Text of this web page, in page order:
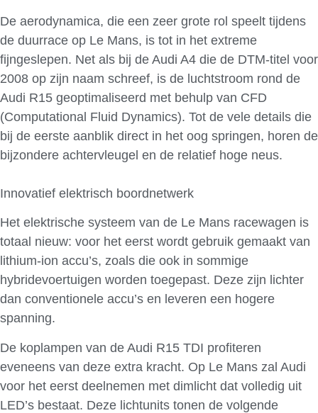
De aerodynamica, die een zeer grote rol speelt tijdens
de duurrace op Le Mans, is tot in het extreme
fijngeslepen. Net als bij de Audi A4 die de DTM-titel voor
2008 op zijn naam schreef, is de luchtstroom rond de
Audi R15 geoptimaliseerd met behulp van CFD
(Computational Fluid Dynamics). Tot de vele details die
bij de eerste aanblik direct in het oog springen, horen de
bijzondere achtervleugel en de relatief hoge neus.
Innovatief elektrisch boordnetwerk
Het elektrische systeem van de Le Mans racewagen is
totaal nieuw: voor het eerst wordt gebruik gemaakt van
lithium-ion accu’s, zoals die ook in sommige
hybridevoertuigen worden toegepast. Deze zijn lichter
dan conventionele accu’s en leveren een hogere
spanning.
De koplampen van de Audi R15 TDI profiteren
eveneens van deze extra kracht. Op Le Mans zal Audi
voor het eerst deelnemen met dimlicht dat volledig uit
LED’s bestaat. Deze lichtunits tonen de volgende